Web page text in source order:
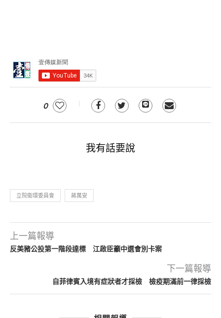
0
我有話要說
立院衛環委員會 蔣萬安
上一篇報導
反美豬公投第一階段達標 江啟臣籲中選會別卡案
下一篇報導
自菲律賓入境有症狀者才採檢 檢疫期滿前一律採檢